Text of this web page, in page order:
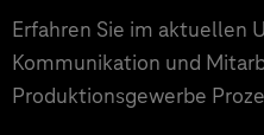
Erfahren Sie im aktuellen
Kommunikation und
Produktionsgewerbe